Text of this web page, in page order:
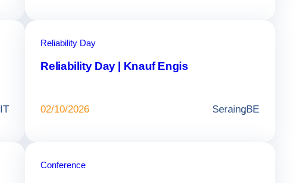
IT
Reliability Day
Reliability Day | Knauf Engis
02/10/2026 Seraing
,BE
Conference